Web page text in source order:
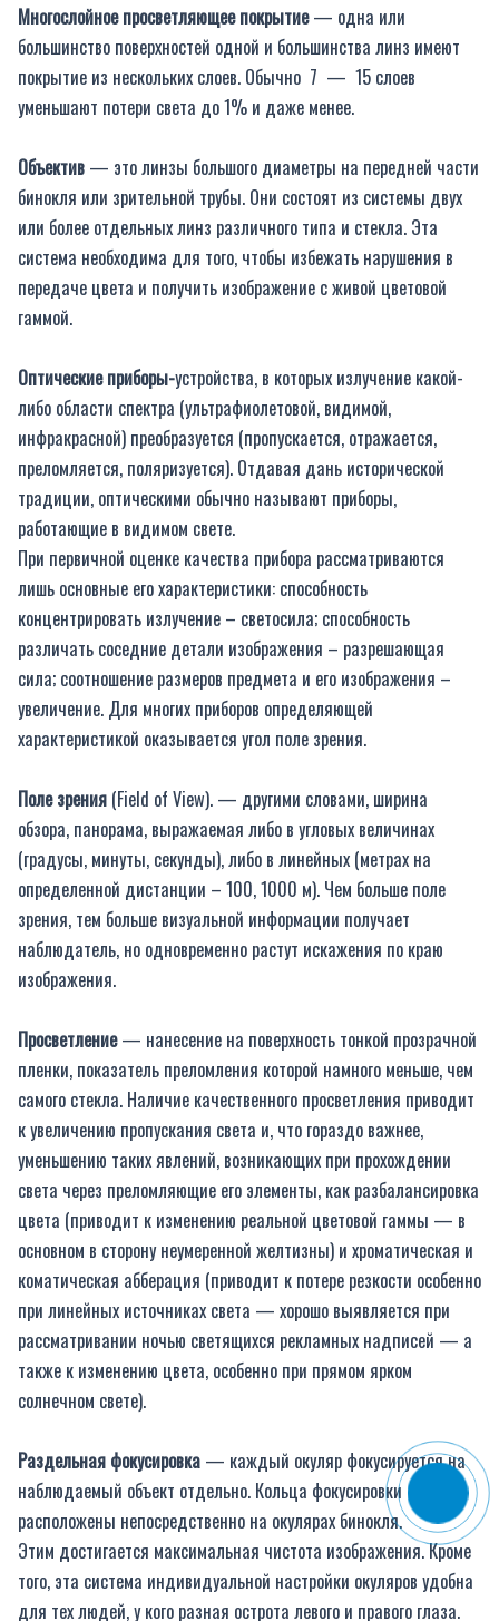
Многослойное просветляющее покрытие— одна или
большинство поверхностей одной и большинства линз имеют
покрытие из нескольких слоев. Обычно 7 — 15 слоев
уменьшают потери света до 1% и даже менее.
Объектив — это линзы большого диаметры на передней части
бинокля или зрительной трубы. Они состоят из системы двух
или более отдельных линз различного типа и стекла. Эта
система необходима для того, чтобы избежать нарушения в
передаче цвета и получить изображение с живой цветовой
гаммой.
Оптические приборы-устройства, в которых излучение какой-
либо области спектра (ультрафиолетовой, видимой,
инфракрасной) преобразуется (пропускается, отражается,
преломляется, поляризуется). Отдавая дань исторической
традиции, оптическими обычно называют приборы,
работающие в видимом свете.
При первичной оценке качества прибора рассматриваются
лишь основные его характеристики: способность
концентрировать излучение – светосила; способность
различать соседние детали изображения – разрешающая
сила; соотношение размеров предмета и его изображения –
увеличение. Для многих приборов определяющей
характеристикой оказывается угол поле зрения.
Поле зрения (Field of View). — другими словами, ширина
обзора, панорама, выражаемая либо в угловых величинах
(градусы, минуты, секунды), либо в линейных (метрах на
определенной дистанции – 100, 1000 м). Чем больше поле
зрения, тем больше визуальной информации получает
наблюдатель, но одновременно растут искажения по краю
изображения.
Просветление— нанесение на поверхность тонкой прозрачной
пленки, показатель преломления которой намного меньше, чем
самого стекла. Наличие качественного просветления приводит
к увеличению пропускания света и, что гораздо важнее,
уменьшению таких явлений, возникающих при прохождении
света через преломляющие его элементы, как разбалансировка
цвета (приводит к изменению реальной цветовой гаммы — в
основном в сторону неумеренной желтизны) и хроматическая и
коматическая абберация (приводит к потере резкости особенно
при линейных источниках света — хорошо выявляется при
рассматривании ночью светящихся рекламных надписей — а
также к изменению цвета, особенно при прямом ярком
солнечном свете).
Раздельная фокусировка — каждый окуляр фокусируется на
наблюдаемый объект отдельно. Кольца фокусировки
расположены непосредственно на окулярах бинокля.
Этим достигается максимальная чистота изображения. Кроме
того, эта система индивидуальной настройки окуляров удобна
для тех людей, у кого разная острота левого и правого глаза.